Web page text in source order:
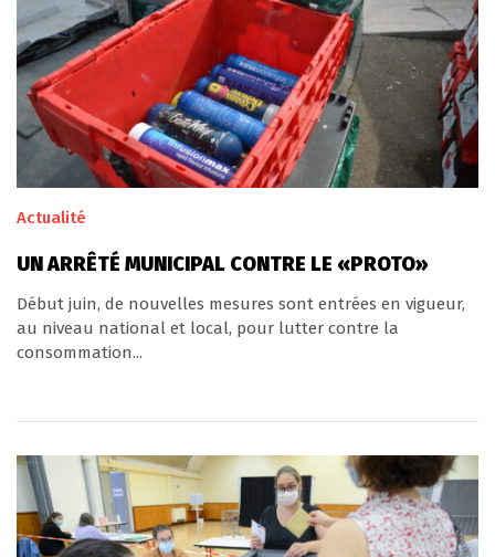
Actualité
UN ARRÊTÉ MUNICIPAL CONTRE LE «PROTO»
Début juin, de nouvelles mesures sont entrées en vigueur,
au niveau national et local, pour lutter contre la
consommation...